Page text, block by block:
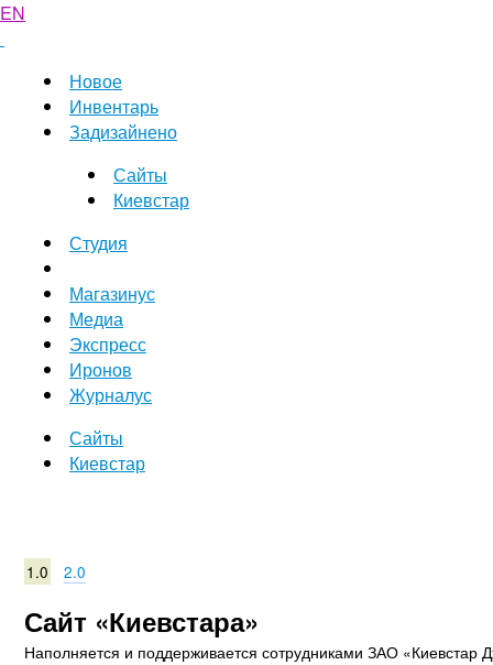
EN
Новое
Инвентарь
Задизайнено
Сайты
Киевстар
Студия
Магазинус
Медиа
Экспресс
Иронов
Журналус
Сайты
Киевстар
1.0 2.0
Сайт «Киевстара»
Наполняется и поддерживается сотрудниками ЗАО «Киевстар